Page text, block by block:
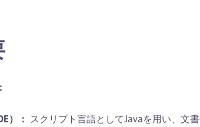
）： スクリプト言語としてJavaを用い、文